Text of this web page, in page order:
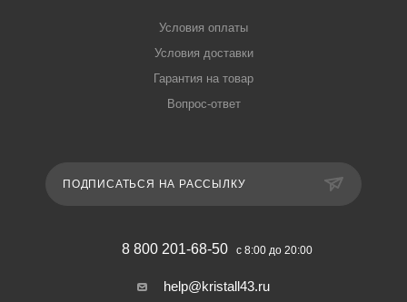
Условия оплаты
Условия доставки
Гарантия на товар
Вопрос-ответ
ПОДПИСАТЬСЯ НА РАССЫЛКУ
8 800 201-68-50 с 8:00 до 20:00
help@kristall43.ru